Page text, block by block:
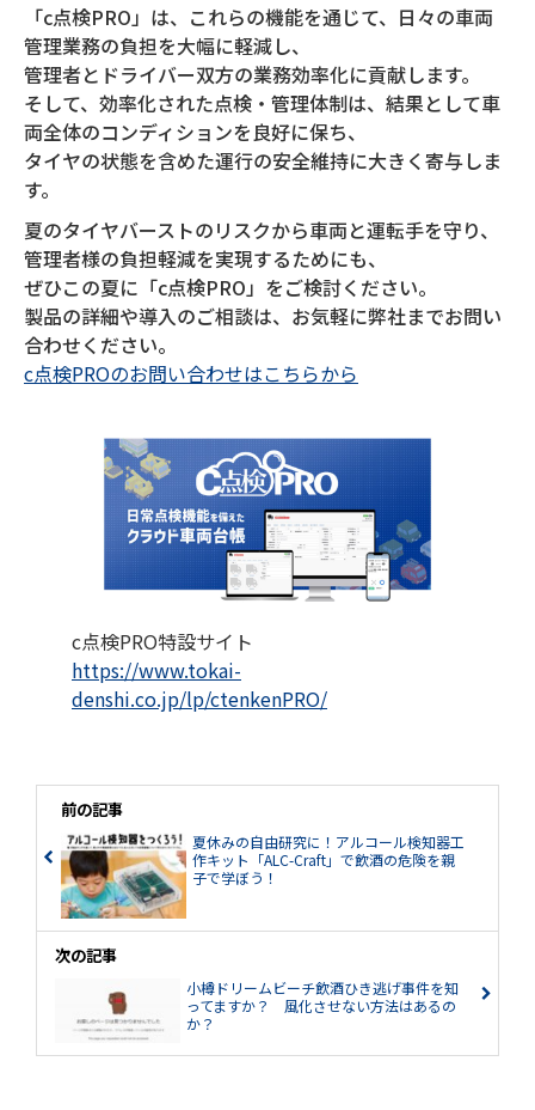
「c点検PRO」は、これらの機能を通じて、日々の車両
管理業務の負担を大幅に軽減し、
管理者とドライバー双方の業務効率化に貢献します。
そして、効率化された点検・管理体制は、結果として車
両全体のコンディションを良好に保ち、
タイヤの状態を含めた運行の安全維持に大きく寄与しま
す。
夏のタイヤバーストのリスクから車両と運転手を守り、
管理者様の負担軽減を実現するためにも、
ぜひこの夏に「c点検PRO」をご検討ください。
製品の詳細や導入のご相談は、お気軽に弊社までお問い
合わせください。
c点検PROのお問い合わせはこちらから
c点検PRO特設サイト
https://www.tokai-
denshi.co.jp/lp/ctenkenPRO/
前の記事
夏休みの自由研究に！アルコール検知器工
作キット「ALC-Craft」で飲酒の危険を親
子で学ぼう！
次の記事
小樽ドリームビーチ飲酒ひき逃げ事件を知
ってますか？ 風化させない方法はあるの
か？